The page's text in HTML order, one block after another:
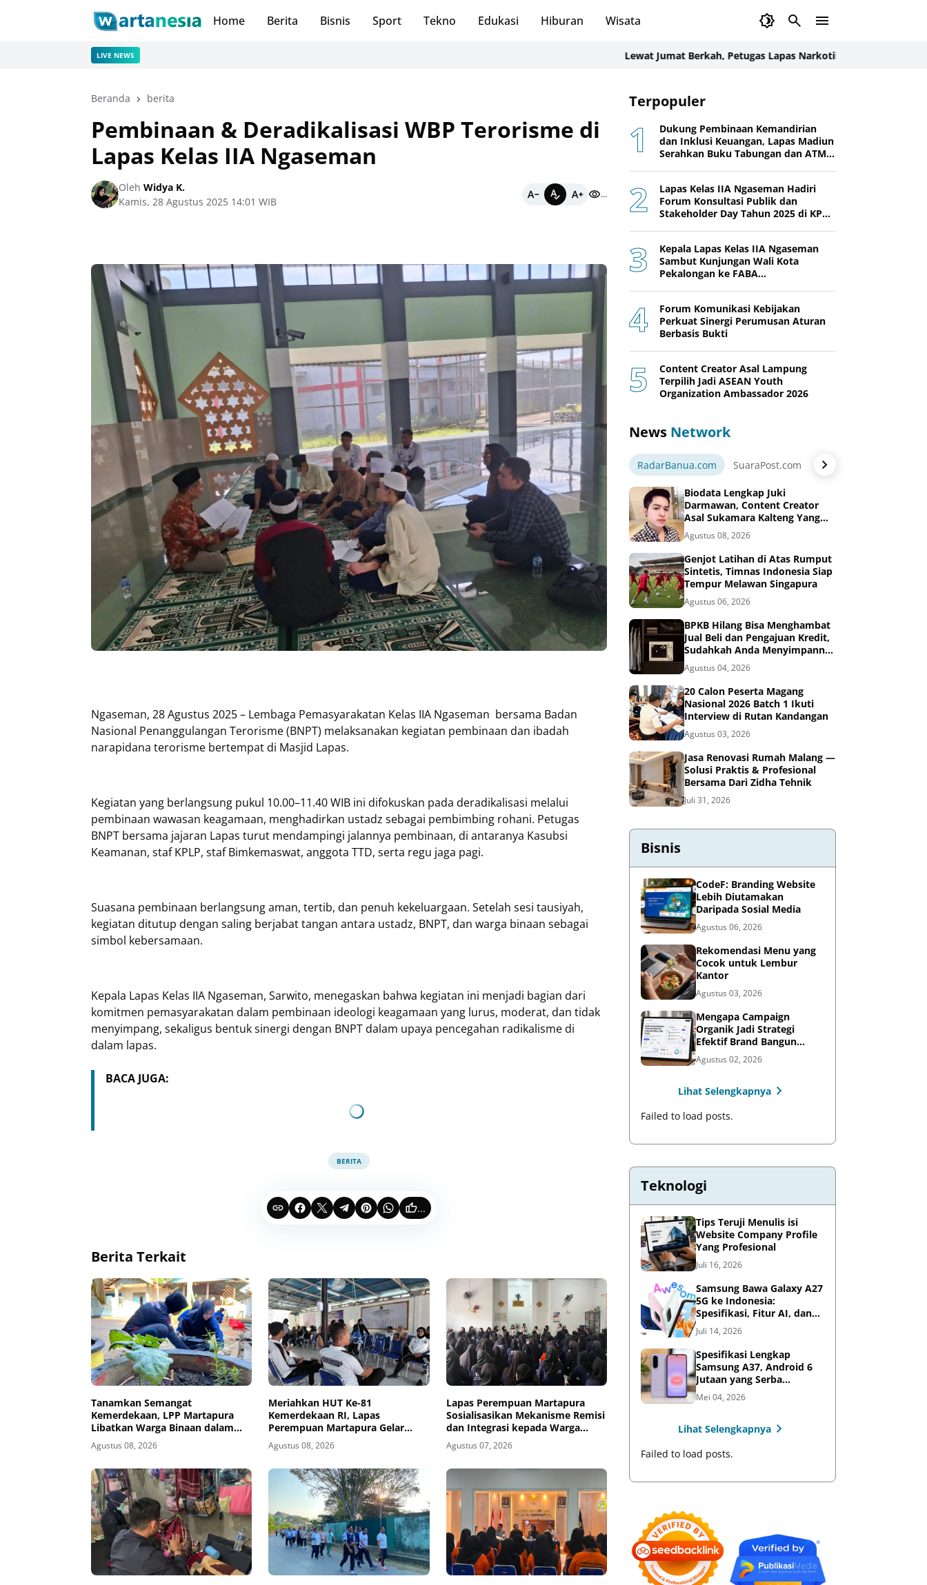
Home Berita Bisnis Sport Tekno Edukasi Hiburan Wisata
LIVE NEWS Lewat Jumat Berkah, Petugas Lapas Narkotika Karang Intan Bagikan
Beranda berita
Pembinaan & Deradikalisasi WBP Terorisme di
Lapas Kelas IIA Ngaseman
Oleh Widya K.
Kamis, 28 Agustus 2025 14:01 WIB
...
Ngaseman, 28 Agustus 2025 – Lembaga Pemasyarakatan Kelas IIA Ngaseman bersama Badan
Nasional Penanggulangan Terorisme (BNPT) melaksanakan kegiatan pembinaan dan ibadah
narapidana terorisme bertempat di Masjid Lapas.
Kegiatan yang berlangsung pukul 10.00–11.40 WIB ini difokuskan pada deradikalisasi melalui
pembinaan wawasan keagamaan, menghadirkan ustadz sebagai pembimbing rohani. Petugas
BNPT bersama jajaran Lapas turut mendampingi jalannya pembinaan, di antaranya Kasubsi
Keamanan, staf KPLP, staf Bimkemaswat, anggota TTD, serta regu jaga pagi.
Suasana pembinaan berlangsung aman, tertib, dan penuh kekeluargaan. Setelah sesi tausiyah,
kegiatan ditutup dengan saling berjabat tangan antara ustadz, BNPT, dan warga binaan sebagai
simbol kebersamaan.
Kepala Lapas Kelas IIA Ngaseman, Sarwito, menegaskan bahwa kegiatan ini menjadi bagian dari
komitmen pemasyarakatan dalam pembinaan ideologi keagamaan yang lurus, moderat, dan tidak
menyimpang, sekaligus bentuk sinergi dengan BNPT dalam upaya pencegahan radikalisme di
dalam lapas.
BACA JUGA:
BERITA
...
Berita Terkait
Tanamkan Semangat
Kemerdekaan, LPP Martapura
Libatkan Warga Binaan dalam
Gotong Royong
Agustus 08, 2026
Meriahkan HUT Ke-81
Kemerdekaan RI, Lapas
Perempuan Martapura Gelar
Porseni Antarpetugas
Agustus 08, 2026
Lapas Perempuan Martapura
Sosialisasikan Mekanisme Remisi
dan Integrasi kepada Warga
Binaan
Agustus 07, 2026
Terpopuler
Dukung Pembinaan Kemandirian
dan Inklusi Keuangan, Lapas Madiun
Serahkan Buku Tabungan dan ATM
Lapas Kelas IIA Ngaseman Hadiri
Forum Konsultasi Publik dan
Stakeholder Day Tahun 2025 di KPPN
Kepala Lapas Kelas IIA Ngaseman
Sambut Kunjungan Wali Kota
Pekalongan ke FABA
Forum Komunikasi Kebijakan
Perkuat Sinergi Perumusan Aturan
Berbasis Bukti
Content Creator Asal Lampung
Terpilih Jadi ASEAN Youth
Organization Ambassador 2026
News Network
RadarBanua.com SuaraPost.com NarasiNews.com
Biodata Lengkap Juki
Darmawan, Content Creator
Asal Sukamara Kalteng Yang
Sukses Dari Konten Tiktok,
Instagram dan Facebook
Agustus 08, 2026
Genjot Latihan di Atas Rumput
Sintetis, Timnas Indonesia Siap
Tempur Melawan Singapura
Agustus 06, 2026
BPKB Hilang Bisa Menghambat
Jual Beli dan Pengajuan Kredit,
Sudahkah Anda Menyimpannya
di Brankas BPKB?
Agustus 04, 2026
20 Calon Peserta Magang
Nasional 2026 Batch 1 Ikuti
Interview di Rutan Kandangan
Agustus 03, 2026
Jasa Renovasi Rumah Malang —
Solusi Praktis & Profesional
Bersama Dari Zidha Tehnik
Juli 31, 2026
Bisnis
CodeF: Branding Website
Lebih Diutamakan
Daripada Sosial Media
Agustus 06, 2026
Rekomendasi Menu yang
Cocok untuk Lembur
Kantor
Agustus 03, 2026
Mengapa Campaign
Organik Jadi Strategi
Efektif Brand Bangun
Awareness di Media Sosial
Agustus 02, 2026
Lihat Selengkapnya
Failed to load posts.
Teknologi
Tips Teruji Menulis isi
Website Company Profile
Yang Profesional
Juli 16, 2026
Samsung Bawa Galaxy A27
5G ke Indonesia:
Spesifikasi, Fitur AI, dan
Harga Resmi
Juli 14, 2026
Spesifikasi Lengkap
Samsung A37, Android 6
Jutaan yang Serba
Lengkap
Mei 04, 2026
Lihat Selengkapnya
Failed to load posts.